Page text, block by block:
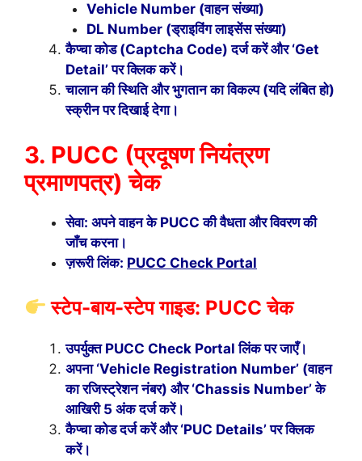
Vehicle Number (वाहन संख्या)
DL Number (ड्राइविंग लाइसेंस संख्या)
कैप्चा कोड (Captcha Code) दर्ज करें और ‘Get
Detail’ पर क्लिक करें।
चालान की स्थिति और भुगतान का विकल्प (यदि लंबित हो)
स्क्रीन पर दिखाई देगा।
3. PUCC (प्रदूषण नियंत्रण
प्रमाणपत्र) चेक
सेवा: अपने वाहन के PUCC की वैधता और विवरण की
जाँच करना।
ज़रूरी लिंक: PUCC Check Portal
स्टेप-बाय-स्टेप गाइड: PUCC चेक
उपर्युक्त PUCC Check Portal लिंक पर जाएँ।
अपना ‘Vehicle Registration Number’ (वाहन
का रजिस्ट्रेशन नंबर) और ‘Chassis Number’ के
आखिरी 5 अंक दर्ज करें।
कैप्चा कोड दर्ज करें और ‘PUC Details’ पर क्लिक
करें।